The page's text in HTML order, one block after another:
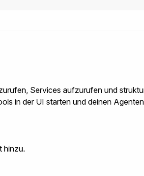
Services aufzurufen und
in der UI starten und deinen
hinzu.